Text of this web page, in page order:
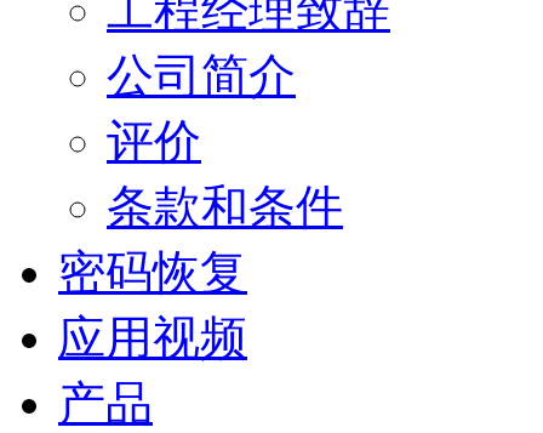
工程经理致辞
公司简介
评价
条款和条件
密码恢复
应用视频
产品